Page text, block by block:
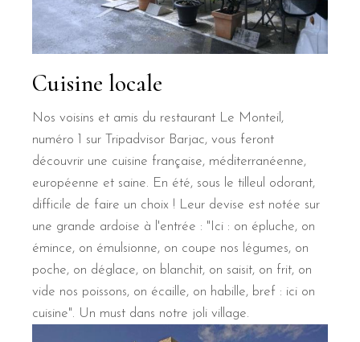
Cuisine locale
Nos voisins et amis du restaurant Le Monteil,
numéro 1 sur Tripadvisor Barjac, vous feront
découvrir une cuisine française, méditerranéenne,
européenne et saine. En été, sous le tilleul odorant,
difficile de faire un choix ! Leur devise est notée sur
une grande ardoise à l'entrée : "Ici : on épluche, on
émince, on émulsionne, on coupe nos légumes, on
poche, on déglace, on blanchit, on saisit, on frit, on
vide nos poissons, on écaille, on habille, bref : ici on
cuisine". Un must dans notre joli village.